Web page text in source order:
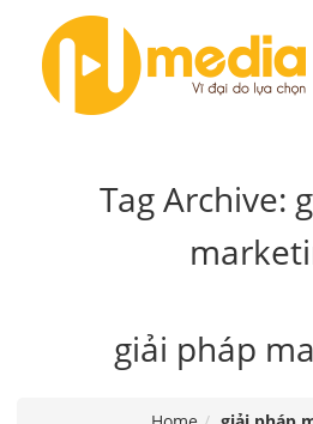
Tag Archive:
giải pháp